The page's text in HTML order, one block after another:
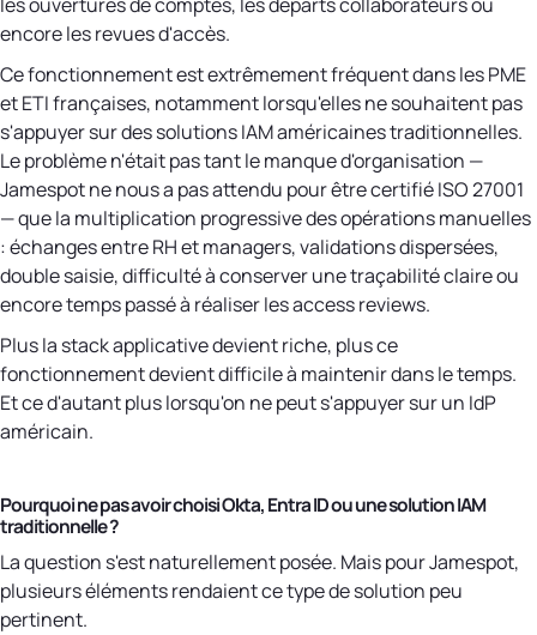
encore les revues d'accès.
Ce fonctionnement est extrêmement fréquent dans les PME
et ETI françaises, notamment lorsqu'elles ne souhaitent pas
s'appuyer sur des solutions IAM américaines traditionnelles.
Le problème n'était pas tant le manque d'organisation —
Jamespot ne nous a pas attendu pour être certifié ISO 27001
— que la multiplication progressive des opérations manuelles
: échanges entre RH et managers, validations dispersées,
double saisie, difficulté à conserver une traçabilité claire ou
encore temps passé à réaliser les access reviews.
Plus la stack applicative devient riche, plus ce
fonctionnement devient difficile à maintenir dans le temps.
Et ce d'autant plus lorsqu'on ne peut s'appuyer sur un IdP
américain.
Pourquoi ne pas avoir choisi Okta, Entra ID ou une solution IAM
traditionnelle ?
La question s'est naturellement posée. Mais pour Jamespot,
plusieurs éléments rendaient ce type de solution peu
pertinent.